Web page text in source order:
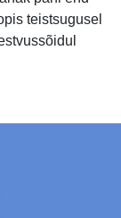
teistsugusel